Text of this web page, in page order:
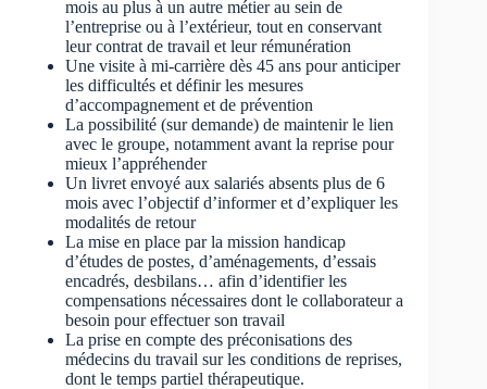
mois au plus à un autre métier au sein de
l’entreprise ou à l’extérieur, tout en conservant
leur contrat de travail et leur rémunération
Une visite à mi-carrière dès 45 ans pour anticiper
les difficultés et définir les mesures
d’accompagnement et de prévention
La possibilité (sur demande) de maintenir le lien
avec le groupe, notamment avant la reprise pour
mieux l’appréhender
Un livret envoyé aux salariés absents plus de 6
mois avec l’objectif d’informer et d’expliquer les
modalités de retour
La mise en place par la mission handicap
d’études de postes, d’aménagements, d’essais
encadrés, desbilans… afin d’identifier les
compensations nécessaires dont le collaborateur a
besoin pour effectuer son travail
La prise en compte des préconisations des
médecins du travail sur les conditions de reprises,
dont le temps partiel thérapeutique.